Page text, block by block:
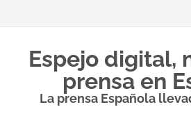
contenido
Espejo digital,
prensa en
La prensa Española